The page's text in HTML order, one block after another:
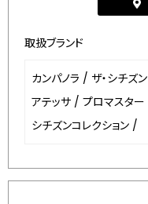
取扱ブランド
カンパノラ / ザ・シチズン
アテッサ / プロマスター
シチズンコレクション /